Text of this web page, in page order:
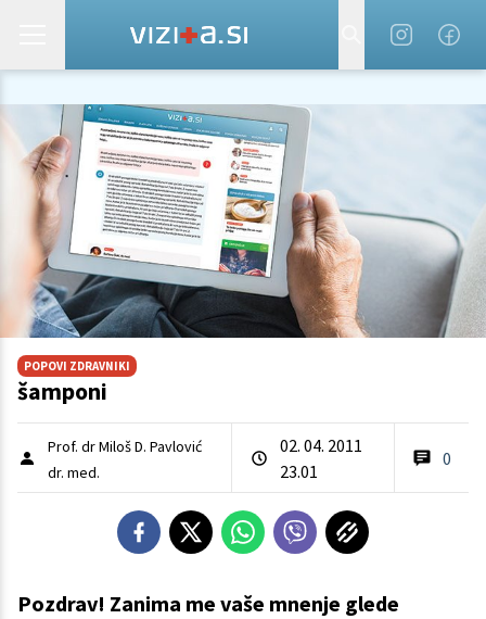
POPOVI ZDRAVNIKI
šamponi
Prof. dr Miloš D. Pavlović
dr. med.
02. 04. 2011
23.01
0
Pozdrav! Zanima me vaše mnenje glede